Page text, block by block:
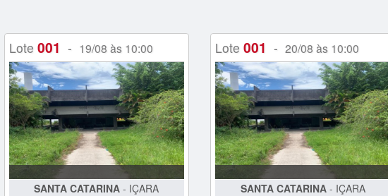
Lote 001 - 19/08 às 10:00
SANTA CATARINA - IÇARA
Lote 001 - 20/08 às 10:00
SANTA CATARINA- IÇARA